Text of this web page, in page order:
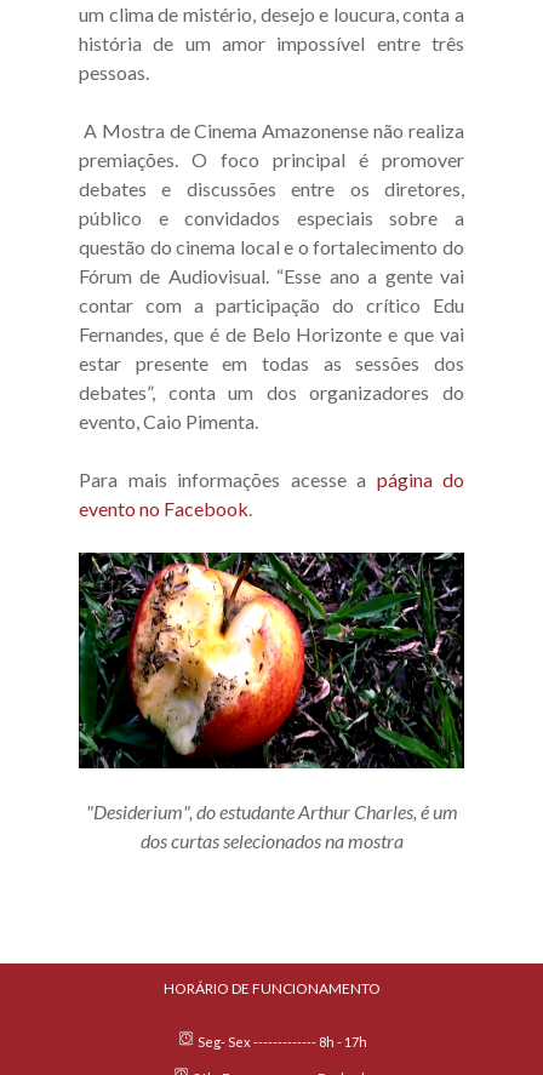
um clima de mistério, desejo e loucura, conta a
história de um amor impossível entre três
pessoas.
A Mostra de Cinema Amazonense não realiza
premiações. O foco principal é promover
debates e discussões entre os diretores,
público e convidados especiais sobre a
questão do cinema local e o fortalecimento do
Fórum de Audiovisual. “Esse ano a gente vai
contar com a participação do crítico Edu
Fernandes, que é de Belo Horizonte e que vai
estar presente em todas as sessões dos
debates”, conta um dos organizadores do
evento, Caio Pimenta.
Para mais informações acesse a página do
evento no Facebook
"Desiderium", do estudante Arthur Charles, é um
dos curtas selecionados na mostra
HORÁRIO DE FUNCIONAMENTO
Seg- Sex ------------- 8h - 17h